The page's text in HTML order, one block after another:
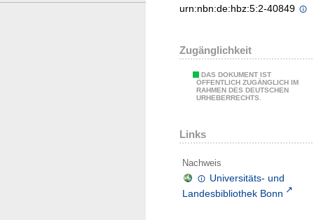
urn:nbn:de:hbz:5:2-40849
Zugänglichkeit
DAS DOKUMENT IST
ÖFFENTLICH ZUGÄNGLICH IM
RAHMEN DES DEUTSCHEN
URHEBERRECHTS.
Links
Nachweis
Universitäts- und
Landesbibliothek Bonn